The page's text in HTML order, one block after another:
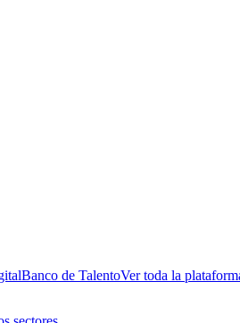
Banco de TalentoVer toda la